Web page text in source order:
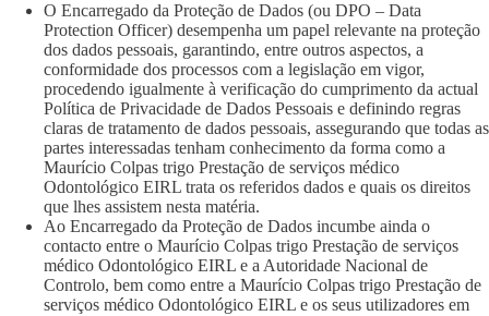
O Encarregado da Proteção de Dados (ou DPO – Data
Protection Officer) desempenha um papel relevante na proteção
dos dados pessoais, garantindo, entre outros aspectos, a
conformidade dos processos com a legislação em vigor,
procedendo igualmente à verificação do cumprimento da actual
Política de Privacidade de Dados Pessoais e definindo regras
claras de tratamento de dados pessoais, assegurando que todas as
partes interessadas tenham conhecimento da forma como a
Maurício Colpas trigo Prestação de serviços médico
Odontológico EIRL trata os referidos dados e quais os direitos
que lhes assistem nesta matéria.
Ao Encarregado da Proteção de Dados incumbe ainda o
contacto entre o Maurício Colpas trigo Prestação de serviços
médico Odontológico EIRL e a Autoridade Nacional de
Controlo, bem como entre a Maurício Colpas trigo Prestação de
serviços médico Odontológico EIRL e os seus utilizadores em